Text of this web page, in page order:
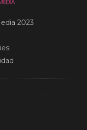
2023